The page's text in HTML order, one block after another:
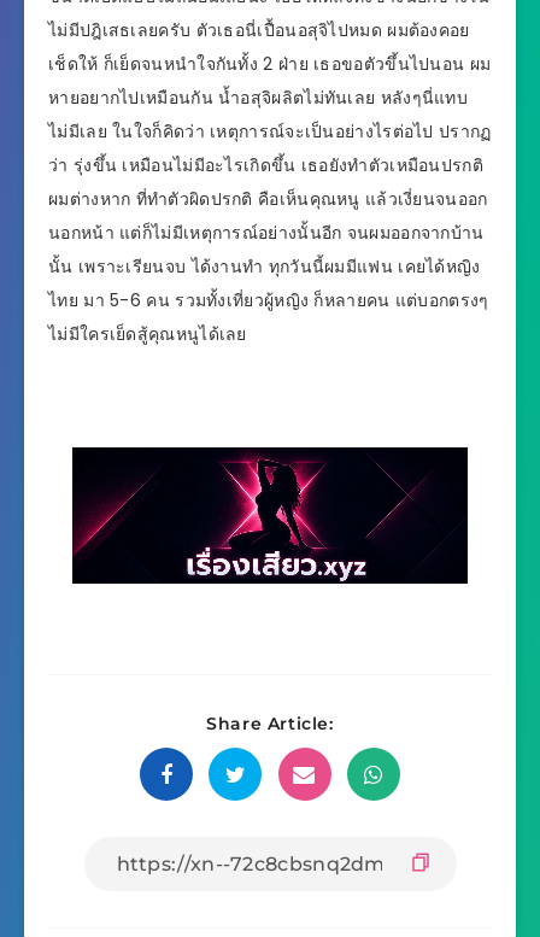
ไม่มีปฎิเสธเลยครับ ตัวเธอนี่เปื้อนอสุจิไปหมด ผมต้องคอย
เช็ดให้ ก็เย็ดจนหนำใจกันทั้ง 2 ฝ่าย เธอขอตัวขึ้นไปนอน ผม
หายอยากไปเหมือนกัน น้ำอสุจิผลิตไม่ทันเลย หลังๆนี่แทบ
ไม่มีเลย ในใจก็คิดว่า เหตุการณ์จะเป็นอย่างไรต่อไป ปรากฏ
ว่า รุ่งขึ้น เหมือนไม่มีอะไรเกิดขึ้น เธอยังทำตัวเหมือนปรกติ
ผมต่างหาก ที่ทำตัวผิดปรกติ คือเห็นคุณหนู แล้วเงี่ยนจนออก
นอกหน้า แต่ก็ไม่มีเหตุการณ์อย่างนั้นอีก จนผมออกจากบ้าน
นั้น เพราะเรียนจบ ได้งานทำ ทุกวันนี้ผมมีแฟน เคยได้หญิง
ไทย มา 5-6 คน รวมทั้งเที่ยวผู้หญิง ก็หลายคน แต่บอกตรงๆ
ไม่มีใครเย็ดสู้คุณหนูได้เลย
Share Article: